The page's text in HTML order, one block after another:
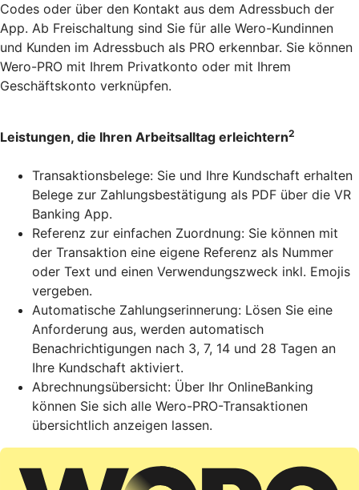
Codes oder über den Kontakt aus dem Adressbuch der
App. Ab Freischaltung sind Sie für alle Wero-Kundinnen
und Kunden im Adressbuch als PRO erkennbar. Sie können
Wero-PRO mit Ihrem Privatkonto oder mit Ihrem
Geschäftskonto verknüpfen.
Leistungen, die Ihren Arbeitsalltag erleichtern2
Transaktionsbelege: Sie und Ihre Kundschaft erhalten
Belege zur Zahlungsbestätigung als PDF über die VR
Banking App.
Referenz zur einfachen Zuordnung: Sie können mit
der Transaktion eine eigene Referenz als Nummer
oder Text und einen Verwendungszweck inkl. Emojis
vergeben.
Automatische Zahlungserinnerung: Lösen Sie eine
Anforderung aus, werden automatisch
Benachrichtigungen nach 3, 7, 14 und 28 Tagen an
Ihre Kundschaft aktiviert.
Abrechnungsübersicht: Über Ihr OnlineBanking
können Sie sich alle Wero-PRO-Transaktionen
übersichtlich anzeigen lassen.